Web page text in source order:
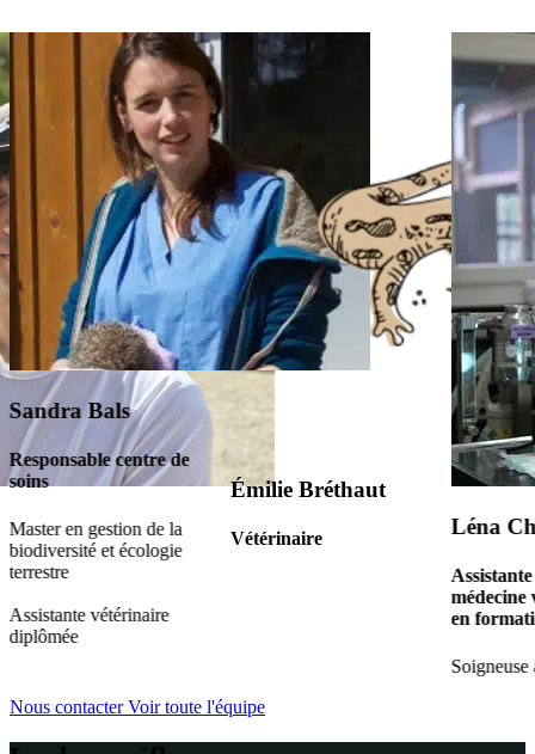
Sandra Bals
Responsable centre de
soins
Master en gestion de la
biodiversité et écologie
terrestre
Assistante vétérinaire
diplômée
Émilie Bréthaut
Vétérinaire Léna
médecine
en
Soigneuse
Nous contacterVoir toute l'équipe